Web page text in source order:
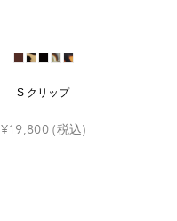
S クリップ
¥19,800 (税込)